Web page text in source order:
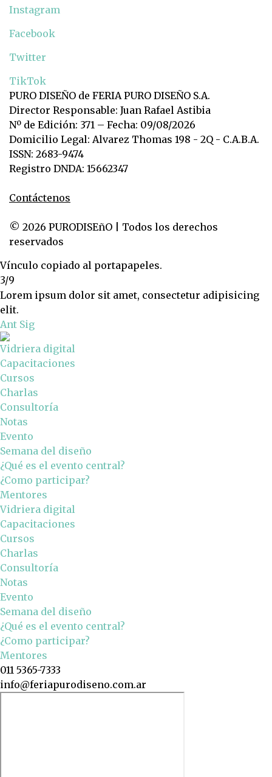
Instagram
Facebook
Twitter
TikTok
PURO DISEÑO de FERIA PURO DISEÑO S.A.
Director Responsable: Juan Rafael Astibia
Nº de Edición: 371 – Fecha: 09/08/2026
Domicilio Legal: Alvarez Thomas 198 - 2Q - C.A.B.A.
ISSN: 2683-9474
Registro DNDA: 15662347
Contáctenos
© 2026 PURODISEñO | Todos los derechos
reservados
Vínculo copiado al portapapeles.
3/9
Lorem ipsum dolor sit amet, consectetur adipisicing
elit.
Ant Sig
Vidriera digital
Capacitaciones
Cursos
Charlas
Consultoría
Notas
Evento
Semana del diseño
¿Qué es el evento central?
¿Como participar?
Mentores
Vidriera digital
Capacitaciones
Cursos
Charlas
Consultoría
Notas
Evento
Semana del diseño
¿Qué es el evento central?
¿Como participar?
Mentores
011 5365-7333
info@feriapurodiseno.com.ar